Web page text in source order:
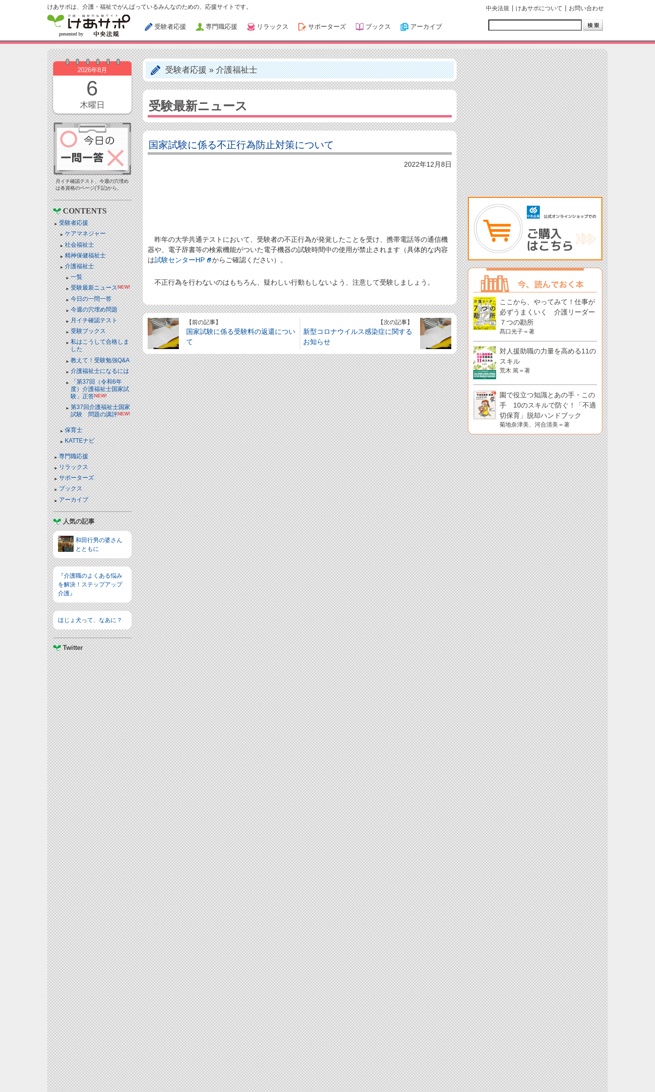
けあサポは、介護・福祉でがんばっているみんなのための、応援サイトです。
受験者応援 専門職応援 リラックス サポーターズ ブックス アーカイブ
中央法規 けあサポについて お問い合わせ
2026年8月
6
木曜日
月イチ確認テスト、今週の穴埋め
は各資格のページ(下記)から。
CONTENTS
受験者応援
ケアマネジャー
社会福祉士
精神保健福祉士
介護福祉士
一覧
受験最新ニュースNEW!
今日の一問一答
今週の穴埋め問題
月イチ確認テスト
受験ブックス
私はこうして合格しま
した
教えて！受験勉強Q&A
介護福祉士になるには
「第37回（令和6年
度）介護福祉士国家試
験」正答NEW!
第37回介護福祉士国家
試験 問題の講評NEW!
保育士
KATTEナビ
専門職応援
リラックス
サポーターズ
ブックス
アーカイブ
人気の記事
和田行男の婆さん
とともに
『介護職のよくある悩み
を解決！ステップアップ
介護』
ほじょ犬って、なあに？
Twitter
受験者応援»介護福祉士
受験最新ニュース
国家試験に係る不正行為防止対策について
2022年12月8日
昨年の大学共通テストにおいて、受験者の不正行為が発覚したことを受け、携帯電話等の通信機
器や、電子辞書等の検索機能がついた電子機器の試験時間中の使用が禁止されます（具体的な内容
は試験センターHP からご確認ください）。
不正行為を行わないのはもちろん、疑わしい行動もしないよう、注意して受験しましょう。
【前の記事】
国家試験に係る受験料の返還につい
て
【次の記事】
新型コロナウイルス感染症に関する
お知らせ
ここから、やってみて！仕事が
必ずうまくいく 介護リーダー
７つの勘所
髙口光子＝著
対人援助職の力量を高める11の
スキル
荒木 篤＝著
園で役立つ知識とあの手・この
手 10のスキルで防ぐ！「不適
切保育」脱却ハンドブック
菊地奈津美、河合清美＝著